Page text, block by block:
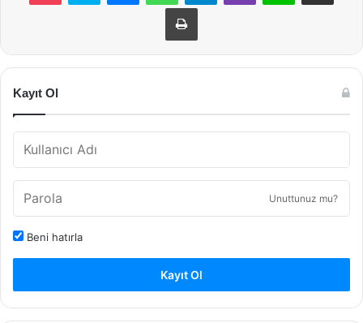
Yazdır
Kayıt Ol
Unuttunuz mu?
Beni hatırla
Kayıt Ol